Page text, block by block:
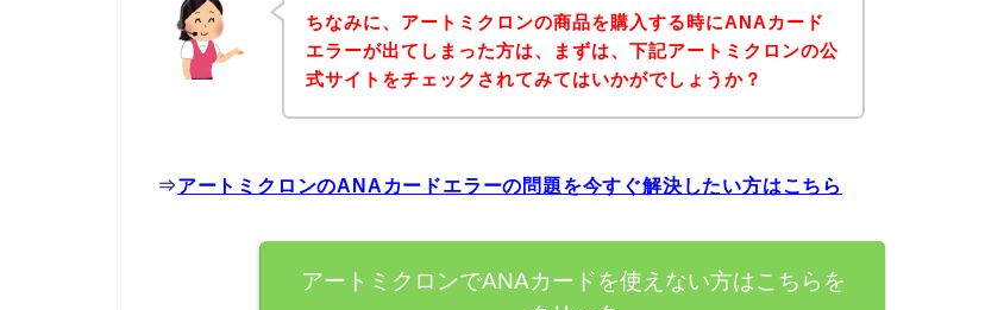
ちなみに、アートミクロンの商品を購入する時にANAカード
エラーが出てしまった方は、まずは、下記アートミクロンの公
式サイトをチェックされてみてはいかがでしょうか？
⇒アートミクロンのANAカードエラーの問題を今すぐ解決したい方はこちら
アートミクロンでANAカードを使えない方はこちらを